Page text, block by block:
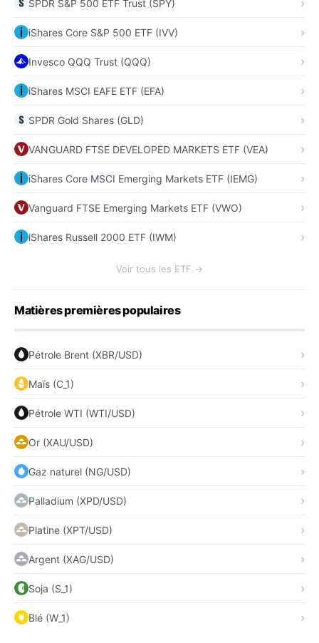
SPDR S&P 500 ETF Trust (SPY)
iShares Core S&P 500 ETF (IVV)
Invesco QQQ Trust (QQQ)
iShares MSCI EAFE ETF (EFA)
SPDR Gold Shares (GLD)
VANGUARD FTSE DEVELOPED MARKETS ETF (VEA)
iShares Core MSCI Emerging Markets ETF (IEMG)
Vanguard FTSE Emerging Markets ETF (VWO)
iShares Russell 2000 ETF (IWM)
Voir tous les ETF →
Matières premières populaires
Pétrole Brent (XBR/USD)
Maïs (C_1)
Pétrole WTI (WTI/USD)
Or (XAU/USD)
Gaz naturel (NG/USD)
Palladium (XPD/USD)
Platine (XPT/USD)
Argent (XAG/USD)
Soja (S_1)
Blé (W_1)